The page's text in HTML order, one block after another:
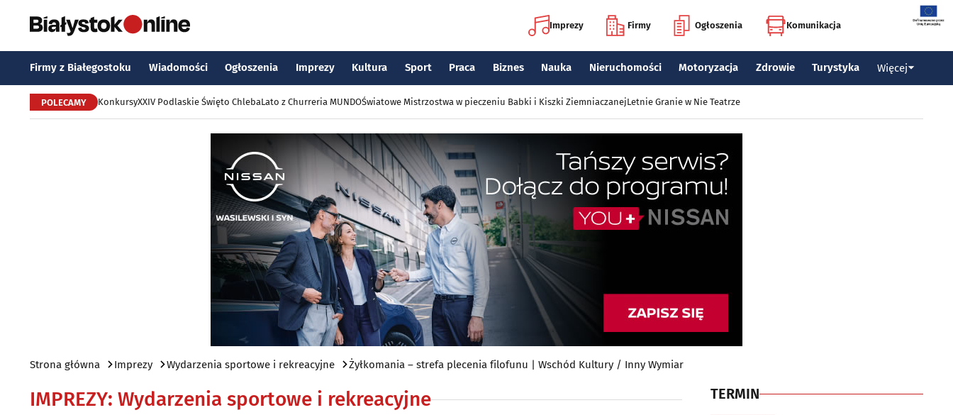
Imprezy Firmy Ogłoszenia Komunikacja
Firmy z Białegostoku Wiadomości Ogłoszenia Imprezy Kultura Sport Praca Biznes Nauka Nieruchomości Motoryzacja Zdrowie Turystyka Więcej
POLECAMY KonkursyXXIV Podlaskie Święto ChlebaLato z Churreria MUNDOŚwiatowe Mistrzostwa w pieczeniu Babki i Kiszki ZiemniaczanejLetnie Granie w Nie Teatrze
Strona główna Imprezy Wydarzenia sportowe i rekreacyjne Żyłkomania – strefa plecenia filofunu | Wschód Kultury / Inny Wymiar
IMPREZY: Wydarzenia sportowe i rekreacyjne TERMIN